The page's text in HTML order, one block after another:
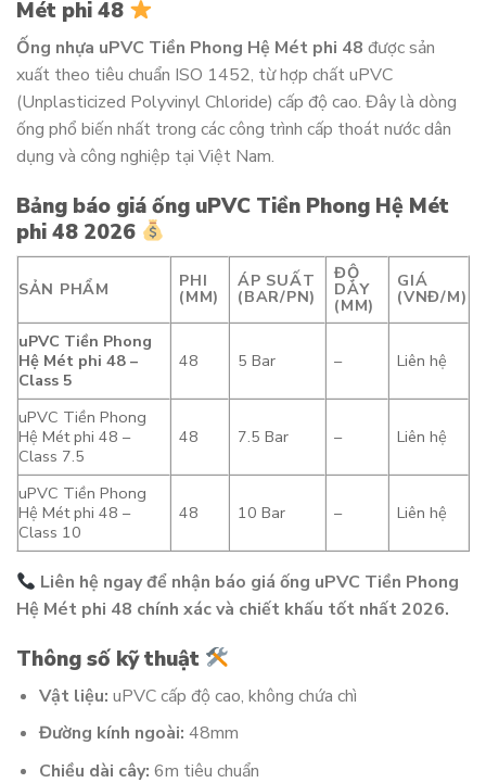
Mét phi 48
Ống nhựa uPVC Tiền Phong Hệ Mét phi 48 được sản
xuất theo tiêu chuẩn ISO 1452, từ hợp chất uPVC
(Unplasticized Polyvinyl Chloride) cấp độ cao. Đây là dòng
ống phổ biến nhất trong các công trình cấp thoát nước dân
dụng và công nghiệp tại Việt Nam.
Bảng báo giá ống uPVC Tiền Phong Hệ Mét
phi 48 2026
SẢN PHẨM PHI
(MM)
ÁP SUẤT
(BAR/PN)
ĐỘ
DÀY
(MM)
GIÁ
(VNĐ/M)
uPVC Tiền Phong
Hệ Mét phi 48 –
Class 5
48 5 Bar – Liên hệ
uPVC Tiền Phong
Hệ Mét phi 48 –
Class 7.5
48 7.5 Bar – Liên hệ
uPVC Tiền Phong
Hệ Mét phi 48 –
Class 10
48 10 Bar – Liên hệ
Liên hệ ngay để nhận báo giá ống uPVC Tiền Phong
Hệ Mét phi 48 chính xác và chiết khấu tốt nhất 2026.
Thông số kỹ thuật
Vật liệu: uPVC cấp độ cao, không chứa chì
Đường kính ngoài: 48mm
Chiều dài cây: 6m tiêu chuẩn